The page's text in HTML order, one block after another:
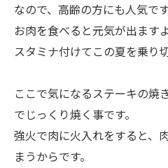
なので、高齢の方にも人気です
お肉を食べると元気が出ます
スタミナ付けてこの夏を乗り
ここで気になるステーキの焼
でじっくり焼く事です。
強火で肉に火入れをすると、
まうからです。